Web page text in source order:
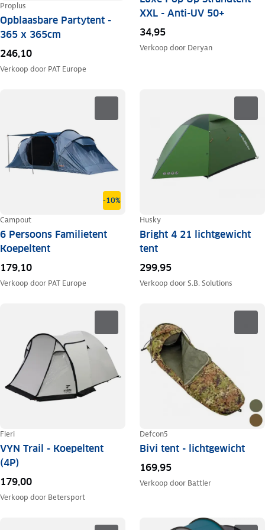
Proplus
Opblaasbare Partytent -
365 x 365cm
246,10
Verkoop door PAT Europe
XXL - Anti-UV 50+
34,95
Verkoop door Deryan
-10%
Campout
6 Persoons Familietent
Koepeltent
179,10
Verkoop door PAT Europe
Husky
Bright 4 21 lichtgewicht
tent
299,95
Verkoop doorS.B. Solutions
Fieri
VYN Trail - Koepeltent
(4P)
179,00
Verkoop door Betersport
Defcon5
Bivi tent - lichtgewicht
169,95
Verkoop door Battler